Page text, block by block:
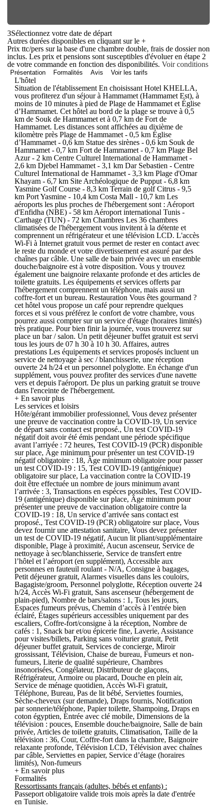
3Sélectionnez votre date de départ
Autres durées disponibles en cliquant sur le +
Prix ttc/pers sur la base d'une chambre double, frais de dossier non
inclus. Les prix et pensions sont susceptibles d'évoluer en étape 2
de votre commande en fonction des disponibilités. Voir conditions
Présentation Formalités Avis Voir les tarifs
L'hôtel
Situation de l'établissement En choisissant Hotel KHELLA,
vous profiterez d'un séjour à Hammamet (Hammamet Est), à
moins de 10 minutes à pied de Plage de Hammamet et Église
d’Hammamet. Cet hôtel au bord de la plage se trouve à 0,5
km de Souk de Hammamet et à 0,7 km de Fort de
Hammamet. Les distances sont affichées au dixième de
kilomètre près Plage de Hammamet - 0,5 km Église
d’Hammamet - 0,6 km Statue des sirènes - 0,6 km Souk de
Hammamet - 0,7 km Fort de Hammamet - 0,7 km Plage Bel
Azur - 2 km Centre Culturel International de Hammamet -
2,6 km Djebel Hammamet - 3,1 km Dar Sebastien - Centre
Culturel International de Hammamet - 3,3 km Plage d'Omar
Khayam - 6,7 km Site Archéologique de Pupput - 6,8 km
Yasmine Golf Course - 8,3 km Terrain de golf Citrus - 9,5
km Port Yasmine - 10,4 km Costa Mall - 10,7 km Les
aéroports les plus proches de l'hébergement sont : Aéroport
d'Enfidha (NBE) - 58 km Aéroport international Tunis -
Carthage (TUN) - 72 km Chambres Les 36 chambres
climatisées de l'hébergement vous invitent à la détente et
comprennent un réfrigérateur et une télévision LCD. L'accès
Wi-Fi à Internet gratuit vous permet de rester en contact avec
le reste du monde et votre divertissement est assuré par des
chaînes par câble. Une salle de bain privée avec un ensemble
douche/baignoire est à votre disposition. Vous y trouvez
également une baignoire relaxante profonde et des articles de
toilette gratuits. Les équipements et services offerts par
l'hébergement comprennent un téléphone, mais aussi un
coffre-fort et un bureau. Restauration Vous êtes gourmand ?
cet hôtel vous propose un café pour reprendre quelques
forces et si vous préférez le confort de votre chambre, vous
pourrez aussi compter sur un service d'étage (horaires limités)
très pratique. Pour bien finir la journée, vous trouverez sur
place un bar / salon. Un petit déjeuner buffet gratuit est servi
tous les jours de 07 h 30 à 10 h 30. Affaires, autres
prestations Les équipements et services proposés incluent un
service de nettoyage à sec / blanchisserie, une réception
ouverte 24 h/24 et un personnel polyglotte. En échange d'un
supplément, vous pouvez profiter des services d'une navette
vers et depuis l'aéroport. De plus un parking gratuit se trouve
dans l'enceinte de l'hébergement.
+ En savoir plus
Les services et loisirs
Hôte/gérant immobilier professionnel, Vous devez présenter
une preuve de vaccination contre la COVID-19, Un service
de départ sans contact est proposé., Un test COVID-19
négatif doit avoir été émis pendant une période spécifique
avant l’arrivée : 72 heures, Test COVID-19 (PCR) disponible
sur place, Âge minimum pour présenter un test COVID-19
négatif obligatoire : 18, Âge minimum obligatoire pour passer
un test COVID-19 : 15, Test COVID-19 (antigénique)
obligatoire sur place, La vaccination contre la COVID-19
doit être effectuée un nombre de jours minimum avant
l’arrivée : 3, Transactions en espèces possibles, Test COVID-
19 (antigénique) disponible sur place, Âge minimum pour
présenter une preuve de vaccination obligatoire contre la
COVID-19 : 18, Un service d’arrivée sans contact est
proposé., Test COVID-19 (PCR) obligatoire sur place, Vous
devez fournir une attestation sanitaire, Vous devez présenter
un test de COVID-19 négatif, Aucun lit pliant/supplémentaire
disponible, Plage à proximité, Aucun ascenseur, Service de
nettoyage à sec/blanchisserie, Service de transfert entre
l’hôtel et l’aéroport (en supplément), Accessible aux
personnes en fauteuil roulant - N/A, Consigne à bagages,
Petit déjeuner gratuit, Alarmes visuelles dans les couloirs,
Bagagiste/groom, Personnel polyglotte, Réception ouverte 24
h/24, Accès Wi-Fi gratuit, Sans ascenseur (hébergement de
plain-pied), Nombre de bars/salons : 1, Tous les jours,
Espaces fumeurs prévus, Chemin d’accès à l’entrée bien
éclairé, Étages supérieurs accessibles uniquement par des
escaliers, Coffre-fort/consigne à la réception, Nombre de
cafés : 1, Snack bar et/ou épicerie fine, Laverie, Assistance
pour visites/billets, Parking sans voiturier gratuit, Petit
déjeuner buffet gratuit, Services de concierge, Miroir
grossissant, Télévision, Chaise de bureau, Fumeurs et non-
fumeurs, Literie de qualité supérieure, Chambres
insonorisées, Congélateur, Distributeur de glaçons,
Réfrigérateur, Armoire ou placard, Douche en plein air,
Service de ménage quotidien, Accès Wi-Fi gratuit,
Téléphone, Bureau, Pas de lit bébé, Serviettes fournies,
Sèche-cheveux (sur demande), Draps fournis, Notification
par sonnerie/téléphone, Papier toilette, Shampoing, Draps en
coton égyptien, Entrée avec clé mobile, Dimensions de la
télévision : pouces, Ensemble douche/baignoire, Salle de bain
privée, Articles de toilette gratuits, Climatisation, Taille de la
télévision : 36, Cour, Coffre-fort dans la chambre, Baignoire
relaxante profonde, Télévision LCD, Télévision avec chaînes
par câble, Serviettes en papier, Service d’étage (horaires
limités), Non-fumeurs
+ En savoir plus
Formalités
Ressortissants français (adultes, bébés et enfants) :
Passeport obligatoire valide trois mois après la date d'entrée
en Tunisie.